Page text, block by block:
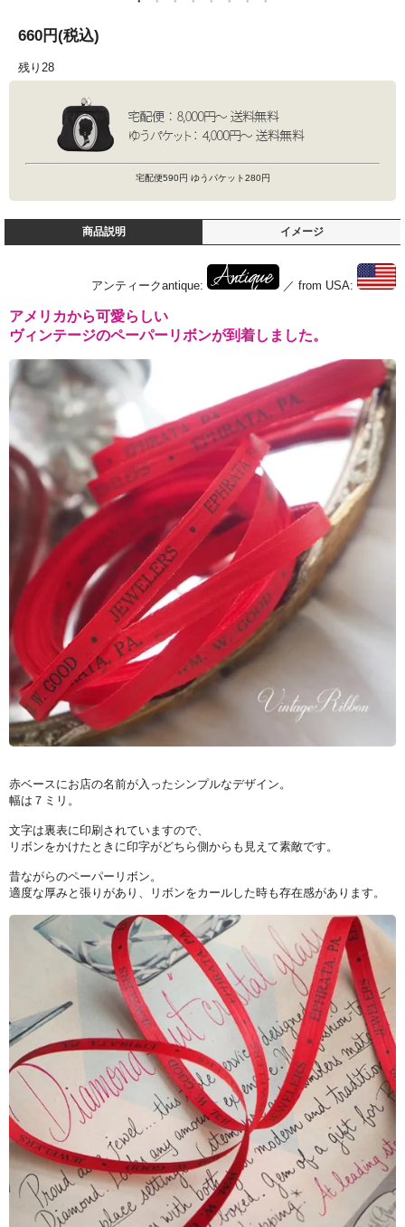
660円(税込)
残り28
宅配便590円 ゆうパケット280円
商品説明 イメージ
アンティークantique: ／ from USA:
アメリカから可愛らしい
ヴィンテージのペーパーリボンが到着しました。
赤ベースにお店の名前が入ったシンプルなデザイン。
幅は７ミリ。
文字は裏表に印刷されていますので、
リボンをかけたときに印字がどちら側からも見えて素敵です。
昔ながらのペーパーリボン。
適度な厚みと張りがあり、リボンをカールした時も存在感があります。